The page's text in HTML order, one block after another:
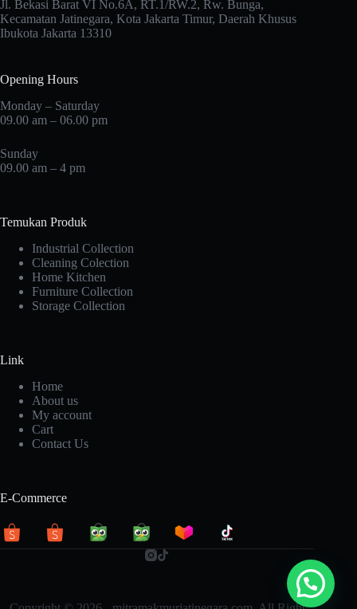
Jl. Bekasi Barat VI No.6A, RT.1/RW.2, Rw. Bunga,
Kecamatan Jatinegara, Kota Jakarta Timur, Daerah Khusus
Ibukota Jakarta 13310
Opening Hours
Monday – Saturday
09.00 am – 06.00 pm
Sunday
09.00 am – 4 pm
Temukan Produk
Industrial Collection
Cleaning Colection
Home Kitchen
Furniture Collection
Storage Collection
Link
Home
About us
My account
Cart
Contact Us
E-Commerce